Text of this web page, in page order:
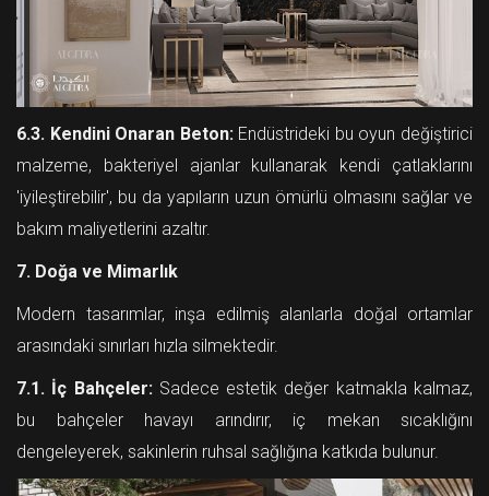
6.3. Kendini Onaran Beton: Endüstrideki bu oyun değiştirici
malzeme, bakteriyel ajanlar kullanarak kendi çatlaklarını
'iyileştirebilir', bu da yapıların uzun ömürlü olmasını sağlar ve
bakım maliyetlerini azaltır.
7. Doğa ve Mimarlık
Modern tasarımlar, inşa edilmiş alanlarla doğal ortamlar
arasındaki sınırları hızla silmektedir.
7.1. İç Bahçeler: Sadece estetik değer katmakla kalmaz,
bu bahçeler havayı arındırır, iç mekan sıcaklığını
dengeleyerek, sakinlerin ruhsal sağlığına katkıda bulunur.